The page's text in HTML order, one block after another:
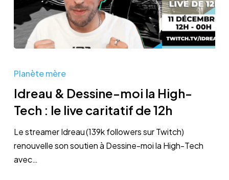
&
moi
la
Tech
:
le
Planète mère
Idreau & Dessine-moi la High-
Tech : le live caritatif de 12h
Le streamer Idreau (139k followers sur Twitch)
renouvelle son soutien à Dessine-moi la High-Tech
avec…